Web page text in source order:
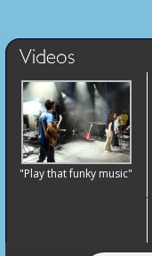
"Play that funky music"